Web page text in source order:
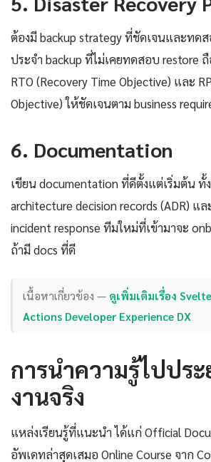
ต้องมี backup strategy ที่ชัดเจนและทด
ประจำ backup ที่ไม่เคยทดสอบ restore ถื
RTO (Recovery Time Objective) และ
Objective) ให้ชัดเจนตาม business
6. Documentation
เขียน documentation ที่ดีตั้งแต่เริ่มต้น ทั้
architecture decision records (ADR) แ
incident response ทีมใหม่ที่เข้ามาจะ
ถ้ามี docs ที่ดี
เนื้อหาเกี่ยวข้อง — ดูเพิ่มเติมเรื่อง
Actions Developer Experience DX
การนำความรู้ไปปร
งานจริง
แหล่งเรียนรู้ที่แนะนำ ได้แก่ Official
อัพเดทล่าสุดเสมอ Online Course จาก